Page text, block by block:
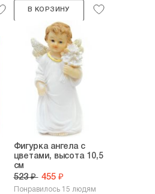
В КОРЗИНУ
Фигурка ангела с
цветами, высота 10,5
см
523 ₽ 455 ₽
Понравилось 15 людям